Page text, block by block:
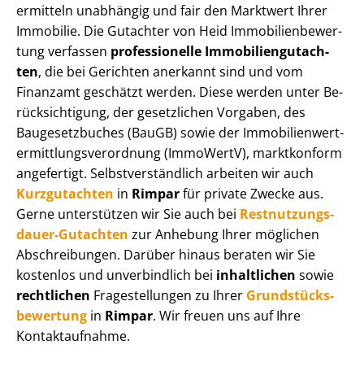
ermitteln unabhängig und fair den Marktwert Ihrer
Immobilie. Die Gutachter von Heid Im­mo­bi­li­en­be­wer­
tung verfassen professionelle Im­mo­bi­li­en­gut­ach­
ten, die bei Gerichten anerkannt sind und vom
Finanzamt geschätzt werden. Diese werden unter Be­
rück­sich­ti­gung, der gesetzlichen Vorgaben, des
Baugesetzbuches (BauGB) sowie der Im­mo­bi­li­en­wert­
ermitt­lungs­ver­ord­nung (ImmoWertV), marktkonform
angefertigt. Selbst­ver­ständ­lich arbeiten wir auch
Kurzgutachten in Rimparfür private Zwecke aus.
Gerne unterstützen wir Sie auch bei Rest­nut­zungs­
dau­er-Gutachten zur Anhebung Ihrer möglichen
Abschreibungen. Darüber hinaus beraten wir Sie
kostenlos und unverbindlich bei inhaltlichen sowie
rechtlichen Fragestellungen zu Ihrer Grund­stücks­
be­wer­tung in Rimpar. Wir freuen uns auf Ihre
Kontaktaufnahme.